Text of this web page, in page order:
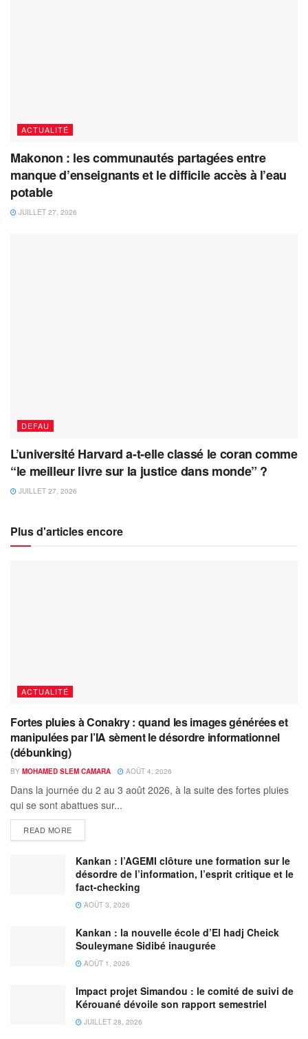
ACTUALITÉ
Makonon : les communautés partagées entre
manque d’enseignants et le difficile accès à l’eau
potable
JUILLET 27, 2026
DEFAU
L’université Harvard a-t-elle classé le coran comme
“le meilleur livre sur la justice dans monde” ?
JUILLET 27, 2026
Plus d'articles encore
ACTUALITÉ
Fortes pluies à Conakry : quand les images générées et
manipulées par l’IA sèment le désordre informationnel
(débunking)
BY MOHAMED SLEM CAMARA AOÛT 4, 2026
Dans la journée du 2 au 3 août 2026, à la suite des fortes pluies
qui se sont abattues sur...
READ MORE
Kankan : l’AGEMI clôture une formation sur le
désordre de l’information, l’esprit critique et le
fact-checking
AOÛT 3, 2026
Kankan : la nouvelle école d’El hadj Cheick
Souleymane Sidibé inaugurée
AOÛT 1, 2026
Impact projet Simandou : le comité de suivi de
Kérouané dévoile son rapport semestriel
JUILLET 28, 2026